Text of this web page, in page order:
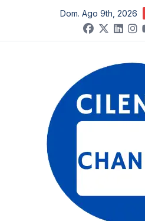
contenuto
Dom. Ago 9th, 2026